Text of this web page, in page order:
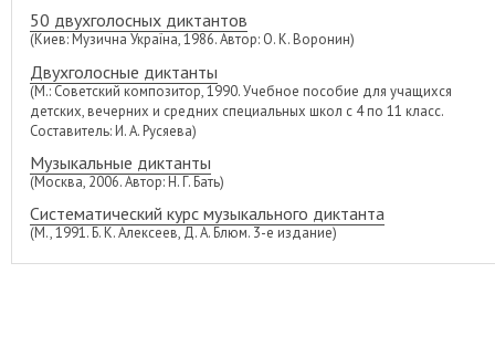
50 двухголосных диктантов
(Киев: Музична Україна, 1986. Автор: О. К. Воронин)
Двухголосные диктанты
(М.: Советский композитор, 1990. Учебное пособие для учащихся
детских, вечерних и средних специальных школ с 4 по 11 класс.
Составитель: И. А. Русяева)
Музыкальные диктанты
(Москва, 2006. Автор: Н. Г. Бать)
Систематический курс музыкального диктанта
(М., 1991. Б. К. Алексеев, Д. А. Блюм. 3-е издание)